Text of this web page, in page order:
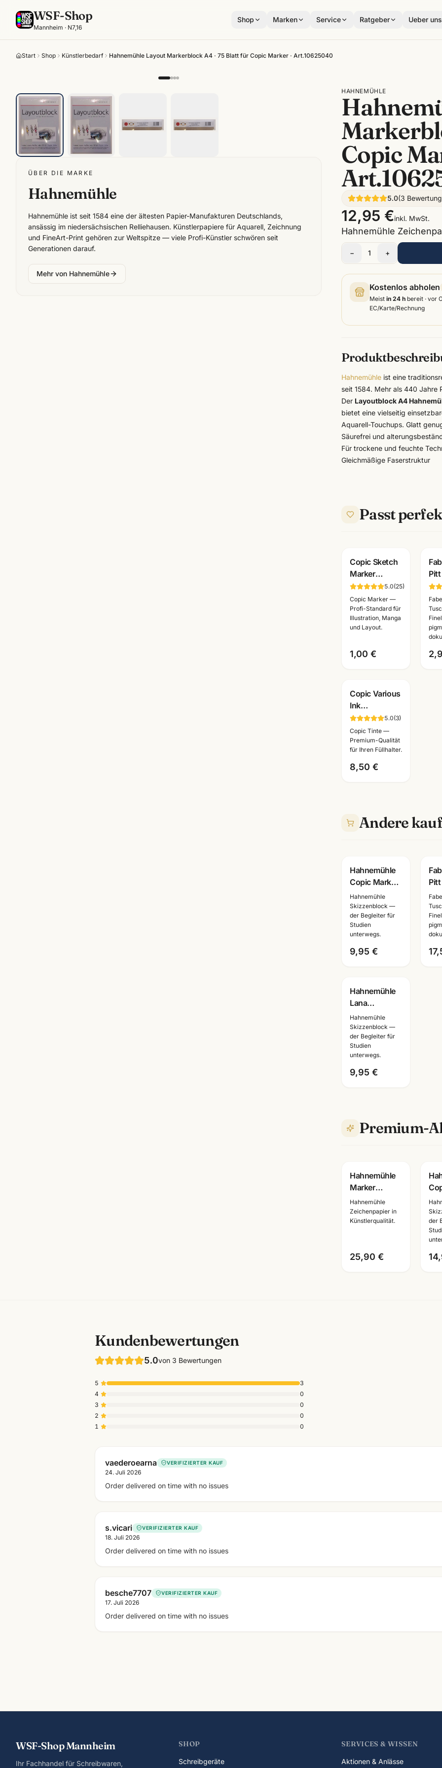
WSF-Shop
Mannheim · N7,16
Shop Marken Service Ratgeber Ueber uns
Start Shop Künstlerbedarf Hahnemühle Layout Markerblock A4 · 75 Blatt für Copic Marker · Art.10625040
ÜBER DIE MARKE
Hahnemühle
Hahnemühle ist seit 1584 eine der ältesten Papier-Manufakturen Deutschlands,
ansässig im niedersächsischen Relliehausen. Künstlerpapiere für Aquarell, Zeichnung
und FineArt-Print gehören zur Weltspitze — viele Profi-Künstler schwören seit
Generationen darauf.
Mehr von Hahnemühle
HAHNEMÜHLE
Copic
5.0(3
12,95 €inkl. MwSt.
Hahnemühle
− 1 +
Kostenlos abholen
Meist in 24 h bereit · vor
EC/Karte/Rechnung
Hahnemühle ist eine
seit 1584. Mehr als 440 Jahre
Der Layoutblock A4
bietet eine vielseitig
Aquarell-Touchups. Glatt
Säurefrei und
Für trockene und feuchte
Gleichmäßige Faserstruktur
Passt
Copic Sketch
Marker
Einzelstifte ·
alle Farben
BV000-B99 ·
Künstlerbedarf
Mannheim
5.0(25)
Copic Marker —
Profi-Standard für
Illustration, Manga
und Layout.
1,00 €
·
Copic Various
Ink
Nachfueller ·
alle Farben
BV000-B99 ·
Künstlerbedarf
Mannheim
5.0(3)
Copic Tinte —
Premium-Qualität
für Ihren Füllhalter.
8,50 €
Andere
Hahnemühle
Copic Marker
Block A4 ·
Manga Layout
Papier ·
10628580 ·
Hahnemühle
Skizzenblock —
der Begleiter für
Studien
unterwegs.
9,95 €
6-
Hahnemühle
Lana
Skizzenbuch ·
A3/A4/A5
wählbar ·
Zeichenbuch
Hahnemühle
Skizzenblock —
der Begleiter für
Studien
unterwegs.
9,95 €
Premium-
Hahnemühle
Marker
Layoutblock
A3 ·
10625060 ·
Künstlerbedarf
Hahnemühle
Zeichenpapier in
Künstlerqualität.
25,90 €
A4/
der
Kundenbewertungen
5.0von 3 Bewertungen
5
3
4
0
3
0
2
0
1
0
vaederoearna VERIFIZIERTER KAUF
24. Juli 2026
Order delivered on time with no issues
s.vicari VERIFIZIERTER KAUF
18. Juli 2026
Order delivered on time with no issues
besche7707 VERIFIZIERTER KAUF
17. Juli 2026
Order delivered on time with no issues
WSF-Shop Mannheim
Ihr Fachhandel für Schreibwaren,
SHOP
Schreibgeräte
SERVICES & WISSEN
Aktionen & Anlässe